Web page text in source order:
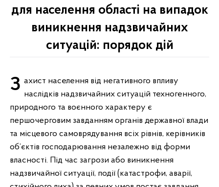
для населення області на випадок
виникнення надзвичайних
ситуацій: порядок дій
Захист населення від негативного впливу наслідків надзвичайних ситуацій техногенного,
природного та воєнного характеру є
першочерговим завданням органів державної влади
та місцевого самоврядування всіх рівнів, керівників
об’єктів господарювання незалежно від форми
власності. Під час загрози або виникнення
надзвичайної ситуації, події (катастрофи, аварії,